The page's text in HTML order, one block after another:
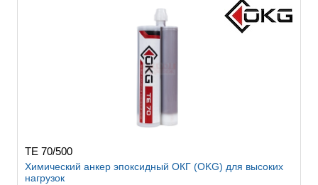
TE 70/500
Химический анкер эпоксидный ОКГ (OKG) для высоких
нагрузок